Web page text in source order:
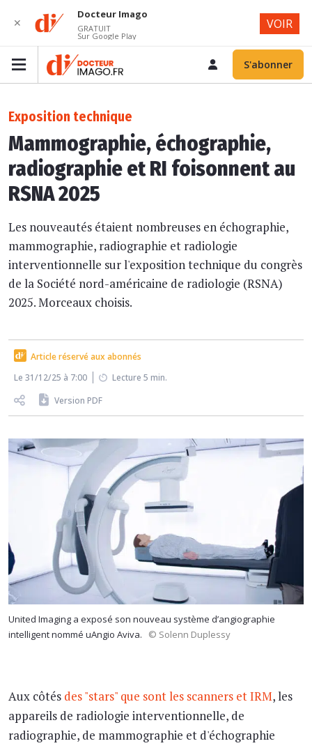
S'abonner
Exposition technique
Mammographie, échographie,
radiographie et RI foisonnent au
RSNA 2025
Les nouveautés étaient nombreuses en échographie,
mammographie, radiographie et radiologie
interventionnelle sur l'exposition technique du congrès
de la Société nord-américaine de radiologie (RSNA)
2025. Morceaux choisis.
Article réservé aux abonnés
Le 31/12/25 à 7:00
Lecture 5 min.
Version PDF
United Imaging a exposé son nouveau système d’angiographie
intelligent nommé uAngio Aviva.
© Solenn Duplessy
Aux côtés des "stars" que sont les scanners et IRM, les
appareils de radiologie interventionnelle, de
radiographie, de mammographie et d'échographie
✕
Docteur Imago
GRATUIT
Sur Google Play
VOIR